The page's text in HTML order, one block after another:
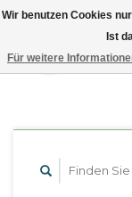
Wir benutzen Cookies
Ist
Für weitere